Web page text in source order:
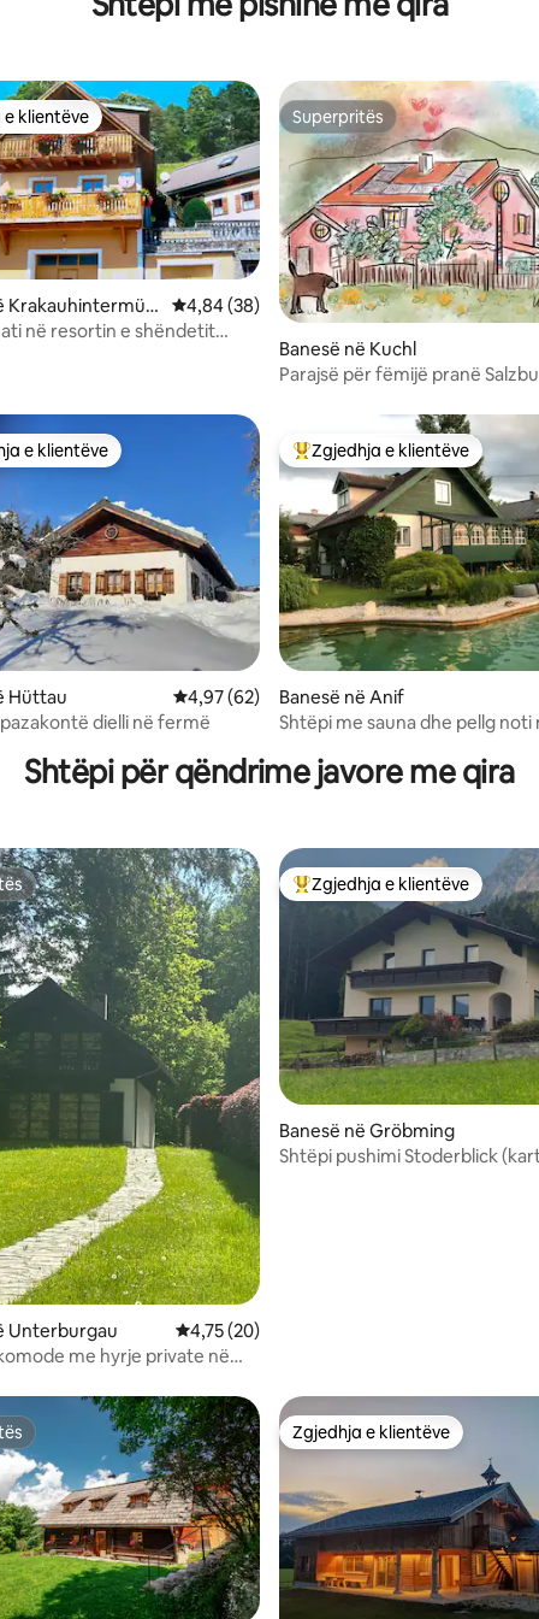
nga 5, 5 vlerësime
klientëve
klientëve
Krakauhintermühl
Vlerësimi mesatar 4,84 nga 5, 38 vlerësime
4,84 (38)
në resortin e shëndetit
Superpritës
Superpritës
Banesë në Kuchl
Parajsë për fëmijë pranë
nga 5, 12 vlerësime
e zgjedhjeve të klientëve
e klientëve
Hüttau Vlerësimi mesatar 4,97 nga 5, 62 vlerësime
4,97 (62)
dielli në fermë
Më të mirat e zgjedhjeve të
Zgjedhja e klientëve
Banesë në Anif
Shtëpi me sauna dhe pellg noti
Shtëpi për qëndrime javore me qira
5, 18 vlerësime
Unterburgau Vlerësimi mesatar 4,75 nga 5, 20 vlerësime
4,75 (20)
me hyrje private në
Më të mirat e zgjedhjeve të
Zgjedhja e klientëve
Banesë në Gröbming
Shtëpi pushimi Stoderblick
Zgjedhja e klientëve
Zgjedhja e klientëve